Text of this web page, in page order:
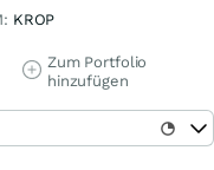
KROP
Zum Portfolio
hinzufügen